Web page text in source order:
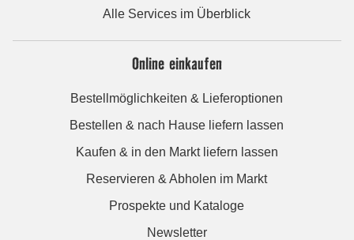
Alle Services im Überblick
Online einkaufen
Bestellmöglichkeiten & Lieferoptionen
Bestellen & nach Hause liefern lassen
Kaufen & in den Markt liefern lassen
Reservieren & Abholen im Markt
Prospekte und Kataloge
Newsletter